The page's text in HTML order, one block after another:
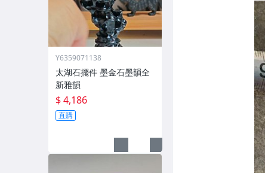
Y6359071138
太湖石擺件 墨金石墨韻全
新雅韻
$ 4,186
直購